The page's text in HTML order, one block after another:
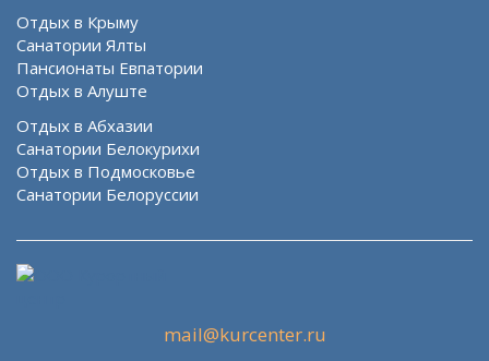
Отдых в Крыму
Санатории Ялты
Пансионаты Евпатории
Отдых в Алуште
Отдых в Абхазии
Санатории Белокурихи
Отдых в Подмосковье
Санатории Белоруссии
mail@kurcenter.ru